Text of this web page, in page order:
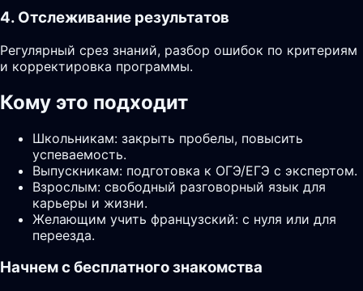
4. Отслеживание результатов
Регулярный срез знаний, разбор ошибок по критериям
и корректировка программы.
Кому это подходит
Школьникам: закрыть пробелы, повысить
успеваемость.
Выпускникам: подготовка к ОГЭ/ЕГЭ с экспертом.
Взрослым: свободный разговорный язык для
карьеры и жизни.
Желающим учить французский: с нуля или для
переезда.
Начнем с бесплатного знакомства